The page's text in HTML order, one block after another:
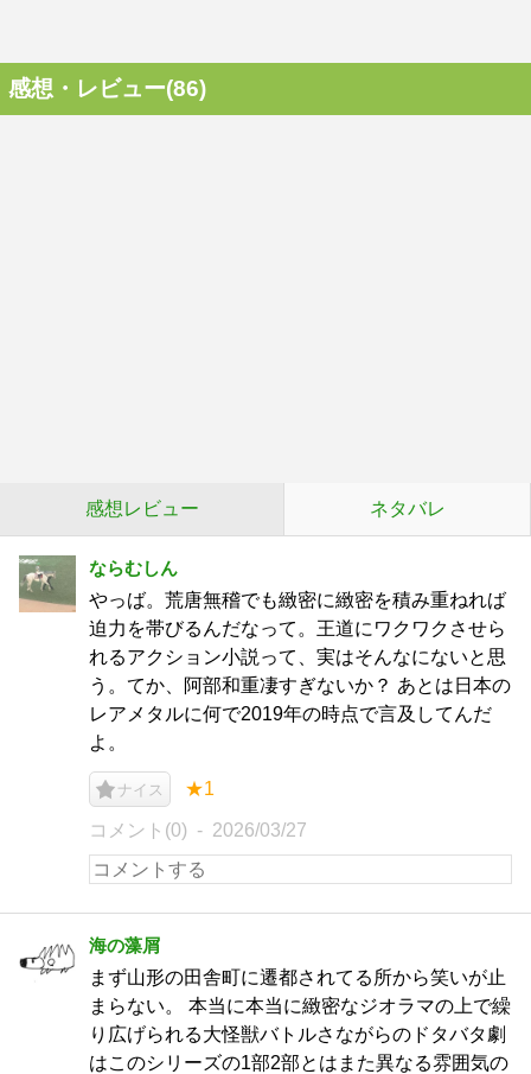
感想・レビュー(86)
感想レビュー ネタバレ
ならむしん
やっば。荒唐無稽でも緻密に緻密を積み重ねれば
迫力を帯びるんだなって。王道にワクワクさせら
れるアクション小説って、実はそんなにないと思
う。てか、阿部和重凄すぎないか？ あとは日本の
レアメタルに何で2019年の時点で言及してんだ
よ。
ナイス ★1
コメント(0) 2026/03/27
海の藻屑
まず山形の田舎町に遷都されてる所から笑いが止
まらない。 本当に本当に緻密なジオラマの上で繰
り広げられる大怪獣バトルさながらのドタバタ劇
はこのシリーズの1部2部とはまた異なる雰囲気の